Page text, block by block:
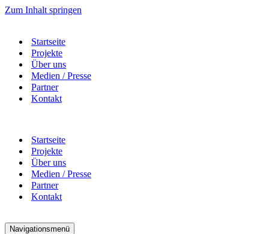
Zum Inhalt springen
Startseite
Projekte
Über uns
Medien / Presse
Partner
Kontakt
Startseite
Projekte
Über uns
Medien / Presse
Partner
Kontakt
Navigationsmenü